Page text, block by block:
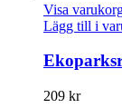
Visa
Lägg till i
209 kr